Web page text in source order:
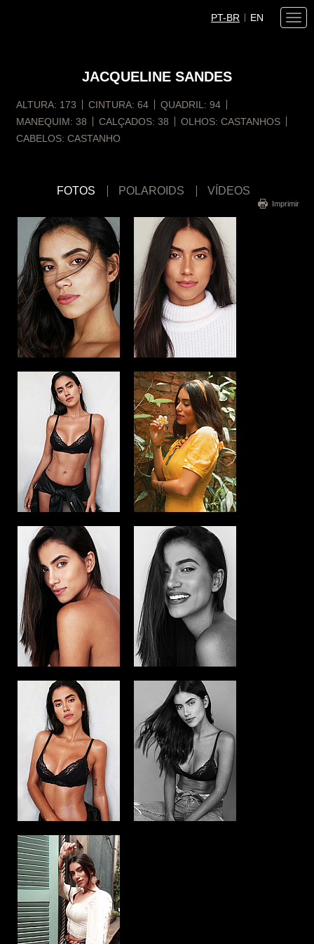
PT-BR EN
JACQUELINE SANDES
ALTURA: 173 CINTURA: 64 QUADRIL: 94
MANEQUIM: 38 CALÇADOS: 38 OLHOS: CASTANHOS
CABELOS: CASTANHO
FOTOS POLAROIDS VÍDEOS
Imprimir